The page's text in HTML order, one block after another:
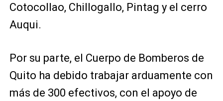
Cotocollao, Chillogallo, Pintag y el cerro
Auqui.
Por su parte, el Cuerpo de Bomberos de
Quito ha debido trabajar arduamente con
más de 300 efectivos, con el apoyo de